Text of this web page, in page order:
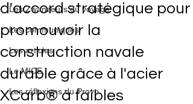
Les Zwanzeurs du voyage
Les communiqués
Les articles
Le MICE
Les réflexions du Provo
d'accord stratégique pour
promouvoir la
construction navale
durable grâce à l'acier
XCarb® à faibles